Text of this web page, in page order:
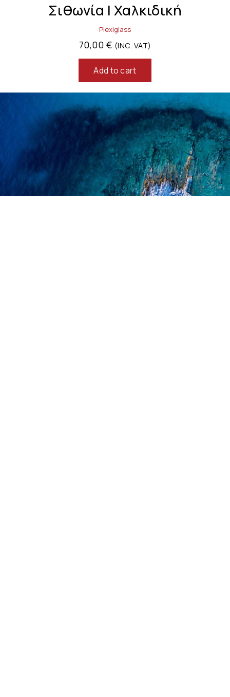
Σιθωνία | Χαλκιδική
Plexiglass
70,00 € (INC. VAT)
Add to cart